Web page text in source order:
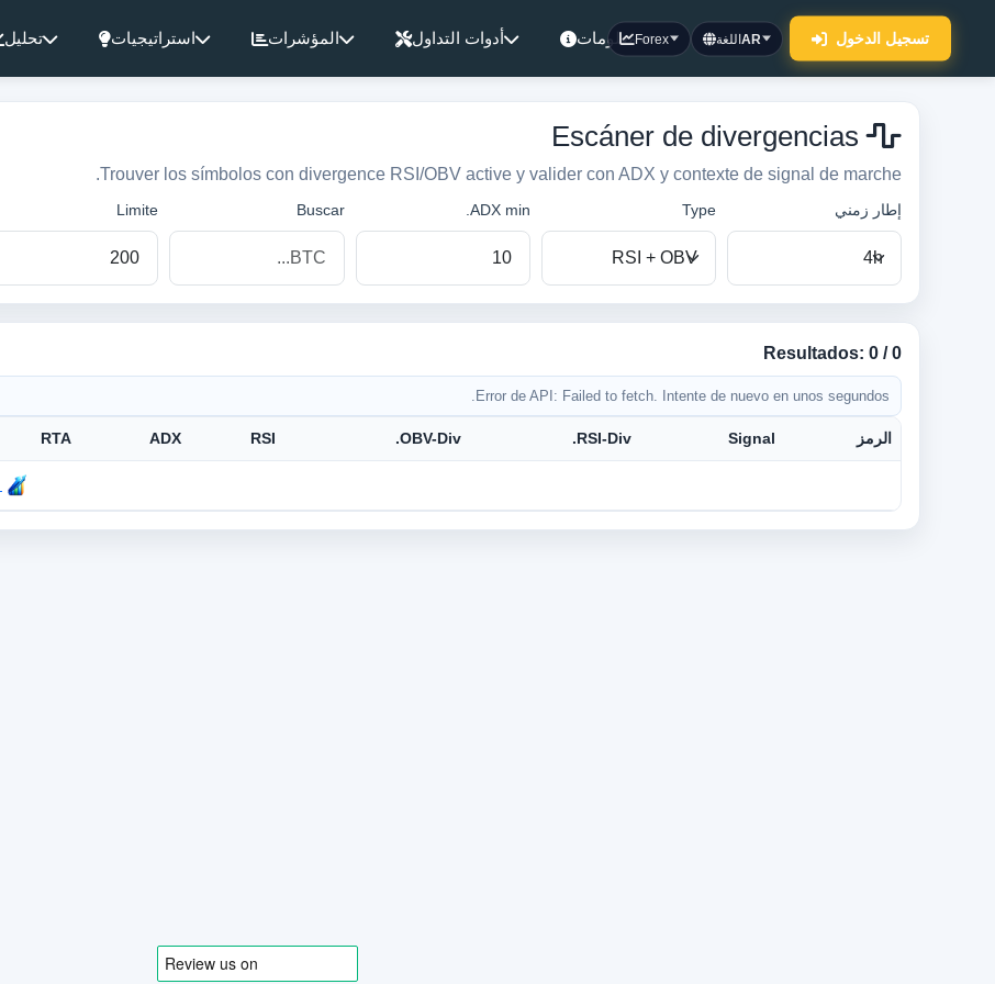
تحليل استراتيجيات المؤشرات أدوات التداول معلوماتForex اللغةAR تسجيل الدخول
Escáner de divergencias
Trouver los símbolos con divergence RSI/OBV active y valider con ADX y contexte de signal de marche.
إطار زمني Type
ADX min.
Buscar
Limite
Resultados: 0 / 0
Error de API: Failed to fetch. Intente de nuevo en unos segundos.
الرمز Signal
RSI-Div.
OBV-Div.
RSI
ADX
RTA